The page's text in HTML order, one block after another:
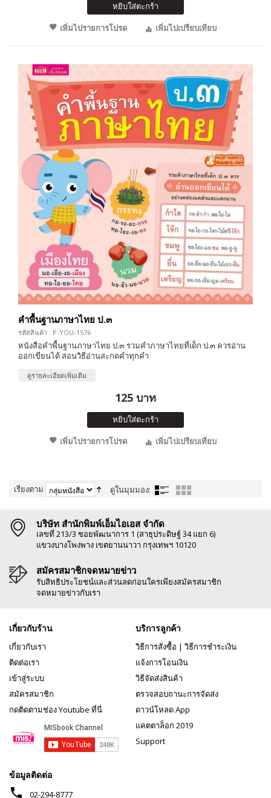
หยิบใส่ตะกร้า
เพิ่มไปรายการโปรด
เพิ่มไปเปรียบเทียบ
คำพื้นฐานภาษาไทย ป.๓
รหัสสินค้า : P-YOU-1576
หนังสือคำพื้นฐานภาษาไทย ป.๓ รวมคำภาษาไทยที่เด็ก ป.๓ ควรอ่าน
ออกเขียนได้ สอนวิธีอ่านสะกดคำทุกคำ
ดูรายละเอียดเพิ่มเติม
125 บาท
หยิบใส่ตะกร้า
เพิ่มไปรายการโปรด
เพิ่มไปเปรียบเทียบ
เรียงตาม ดูในมุมมอง:
บริษัท สำนักพิมพ์เอ็มไอเอส จำกัด
เลขที่ 213/3 ซอยพัฒนาการ 1 (สาธุประดิษฐ์ 34 แยก 6)
แขวงบางโพงพาง เขตยานนาวา กรุงเทพฯ 10120
สมัครสมาชิกจดหมายข่าว
รับสิทธิประโยชน์และส่วนลดก่อนใครเพียงสมัครสมาชิก
จดหมายข่าวกับเรา
เกี่ยวกับร้าน
เกี่ยวกับเรา
ติดต่อเรา
เข้าสู่ระบบ
สมัครสมาชิก
กดติดตามช่อง Youtube ที่นี่
บริการลูกค้า
วิธีการสั่งซื้อ | วิธีการชำระเงิน
แจ้งการโอนเงิน
วิธีจัดส่งสินค้า
ตรวจสอบถานะการจัดส่ง
ดาวน์โหลด App
แคตตาล็อก 2019
Support
ข้อมูลติดต่อ
phone 02-294-8777